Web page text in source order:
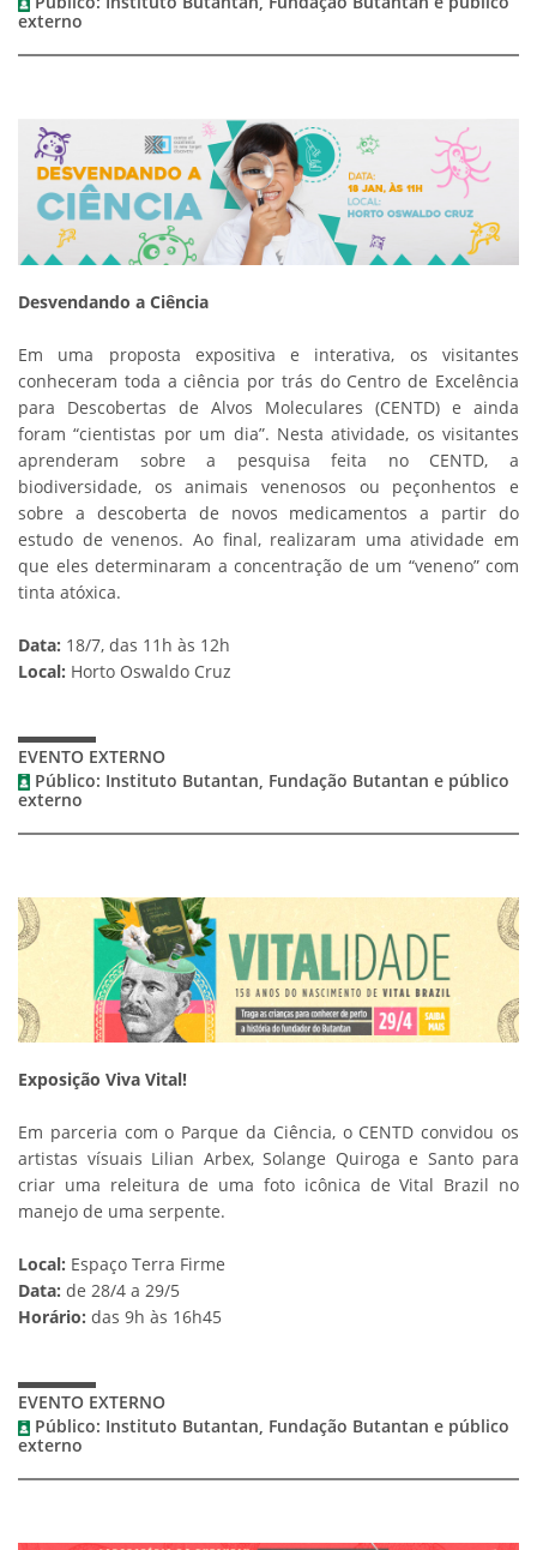
externo
Desvendando a Ciência
Em uma proposta expositiva e interativa, os visitantes
conheceram toda a ciência por trás do Centro de Excelência
para Descobertas de Alvos Moleculares (CENTD) e ainda
foram “cientistas por um dia”. Nesta atividade, os visitantes
aprenderam sobre a pesquisa feita no CENTD, a
biodiversidade, os animais venenosos ou peçonhentos e
sobre a descoberta de novos medicamentos a partir do
estudo de venenos. Ao final, realizaram uma atividade em
que eles determinaram a concentração de um “veneno” com
tinta atóxica.
Data: 18/7, das 11h às 12h
Local: Horto Oswaldo Cruz
EVENTO EXTERNO
Público: Instituto Butantan, Fundação Butantan e público
externo
Exposição Viva Vital!
Em parceria com o Parque da Ciência, o CENTD convidou os
artistas vísuais Lilian Arbex, Solange Quiroga e Santo para
criar uma releitura de uma foto icônica de Vital Brazil no
manejo de uma serpente.
Local: Espaço Terra Firme
Data: de 28/4 a 29/5
Horário: das 9h às 16h45
EVENTO EXTERNO
Público: Instituto Butantan, Fundação Butantan e público
externo